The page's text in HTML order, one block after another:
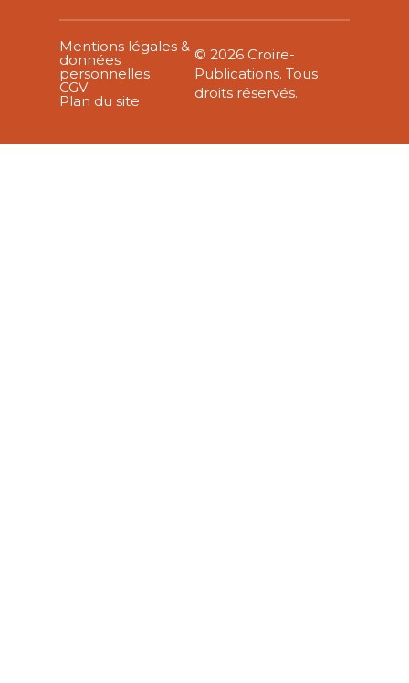
Mentions légales &
données
personnelles
CGV
Plan du site
© 2026 Croire-
Publications. Tous
droits réservés.